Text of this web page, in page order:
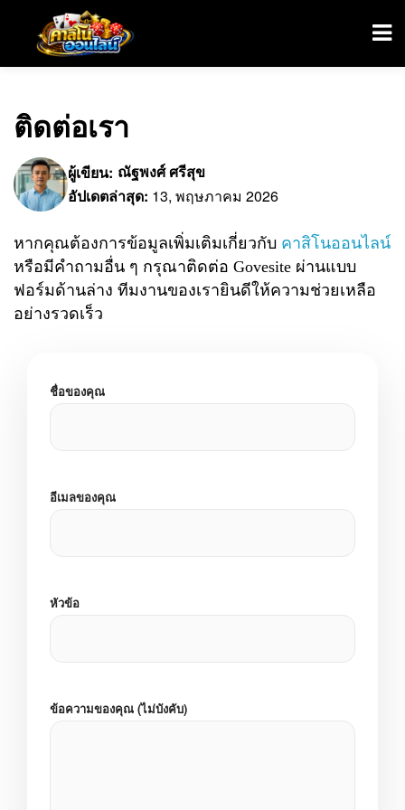
ติดต่อเรา
ผู้เขียน: ณัฐพงศ์ ศรีสุข
อัปเดตล่าสุด: 13, พฤษภาคม 2026
หากคุณต้องการข้อมูลเพิ่มเติมเกี่ยวกับ คาสิโนออนไลน์
หรือมีคำถามอื่น ๆ กรุณาติดต่อ Govesite ผ่านแบบ
ฟอร์มด้านล่าง ทีมงานของเรายินดีให้ความช่วยเหลือ
อย่างรวดเร็ว
ชื่อของคุณ
อีเมลของคุณ
หัวข้อ
ข้อความของคุณ (ไม่บังคับ)